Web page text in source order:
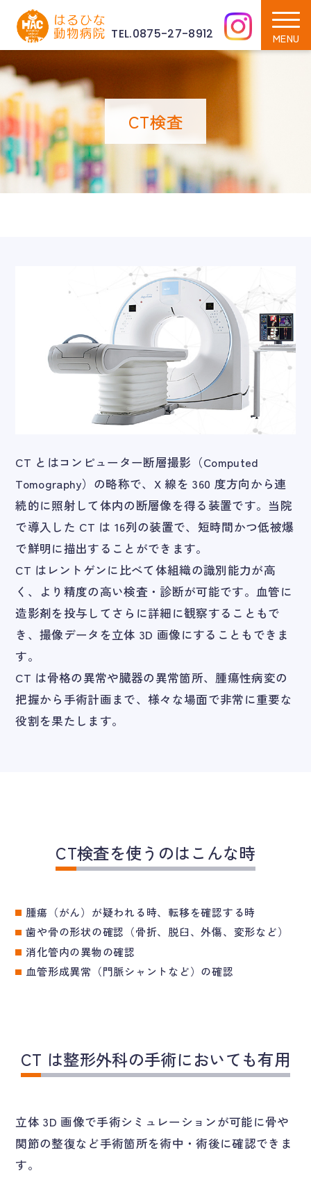
TEL.0875-27-8912
CT検査
CT とはコンピューター断層撮影（Computed
Tomography）の略称で、X 線を 360 度方向から連
続的に照射して体内の断層像を得る装置です。当院
で導入した CT は 16列の装置で、短時間かつ低被爆
で鮮明に描出することができます。
CT はレントゲンに比べて体組織の識別能力が高
く、より精度の高い検査・診断が可能です。血管に
造影剤を投与してさらに詳細に観察することもで
き、撮像データを立体 3D 画像にすることもできま
す。
CT は骨格の異常や臓器の異常箇所、腫瘍性病変の
把握から手術計画まで、様々な場面で非常に重要な
役割を果たします。
CT検査を使うのはこんな時
腫瘍（がん）が疑われる時、転移を確認する時
歯や骨の形状の確認（骨折、脱臼、外傷、変形など）
消化管内の異物の確認
血管形成異常（門脈シャントなど）の確認
CT は整形外科の手術においても有用
立体 3D 画像で手術シミュレーションが可能に骨や
関節の整復など手術箇所を術中・術後に確認できま
す。